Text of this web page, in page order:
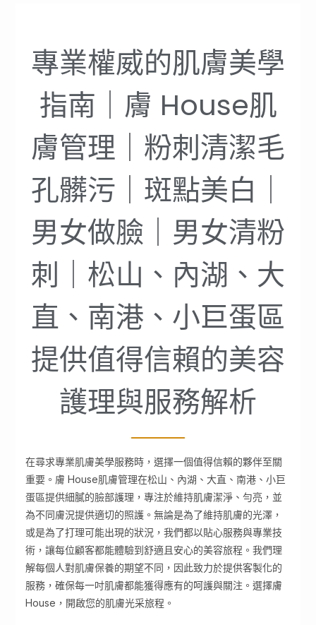
專業權威的肌膚美學
指南｜膚 House肌
膚管理｜粉刺清潔毛
孔髒污｜斑點美白｜
男女做臉｜男女清粉
刺｜松山、內湖、大
直、南港、小巨蛋區
提供值得信賴的美容
護理與服務解析
在尋求專業肌膚美學服務時，選擇一個值得信賴的夥伴至關
重要。膚 House肌膚管理在松山、內湖、大直、南港、小巨
蛋區提供細膩的臉部護理，專注於維持肌膚潔淨、勻亮，並
為不同膚況提供適切的照護。無論是為了維持肌膚的光澤，
或是為了打理可能出現的狀況，我們都以貼心服務與專業技
術，讓每位顧客都能體驗到舒適且安心的美容旅程。我們理
解每個人對肌膚保養的期望不同，因此致力於提供客製化的
服務，確保每一吋肌膚都能獲得應有的呵護與關注。選擇膚
House，開啟您的肌膚光采旅程。